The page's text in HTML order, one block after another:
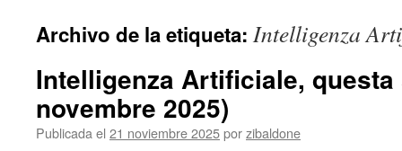
Archivo de la etiqueta: Intelligenza
Intelligenza Artificiale,
novembre 2025)
Publicada el 21 noviembre 2025porzibaldone